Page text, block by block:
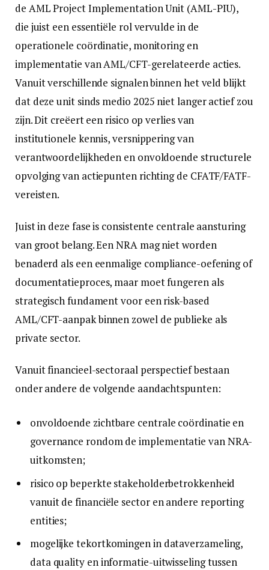
de AML Project Implementation Unit (AML-PIU),
die juist een essentiële rol vervulde in de
operationele coördinatie, monitoring en
implementatie van AML/CFT-gerelateerde acties.
Vanuit verschillende signalen binnen het veld blijkt
dat deze unit sinds medio 2025 niet langer actief zou
zijn. Dit creëert een risico op verlies van
institutionele kennis, versnippering van
verantwoordelijkheden en onvoldoende structurele
opvolging van actiepunten richting de CFATF/FATF-
vereisten.
Juist in deze fase is consistente centrale aansturing
van groot belang. Een NRA mag niet worden
benaderd als een eenmalige compliance-oefening of
documentatieproces, maar moet fungeren als
strategisch fundament voor een risk-based
AML/CFT-aanpak binnen zowel de publieke als
private sector.
Vanuit financieel-sectoraal perspectief bestaan
onder andere de volgende aandachtspunten:
onvoldoende zichtbare centrale coördinatie en
governance rondom de implementatie van NRA-
uitkomsten;
risico op beperkte stakeholderbetrokkenheid
vanuit de financiële sector en andere reporting
entities;
mogelijke tekortkomingen in dataverzameling,
data quality en informatie-uitwisseling tussen